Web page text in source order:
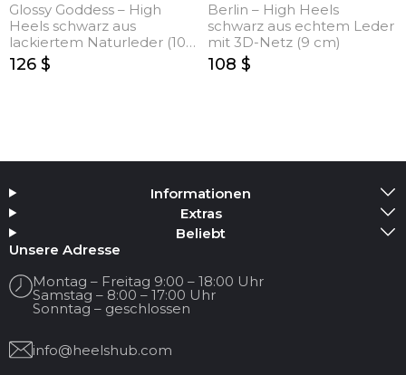
Glossy Goddess – High
Heels schwarz aus
lackiertem Naturleder (10
cm)
126 $
Berlin – High Heels
schwarz aus echtem Leder
mit 3D-Netz (9 cm)
108 $
Informationen
Extras
Beliebt
Unsere Adresse
Montag – Freitag 9:00 – 18:00 Uhr
Samstag – 8:00 – 17:00 Uhr
Sonntag – geschlossen
info@heelshub.com